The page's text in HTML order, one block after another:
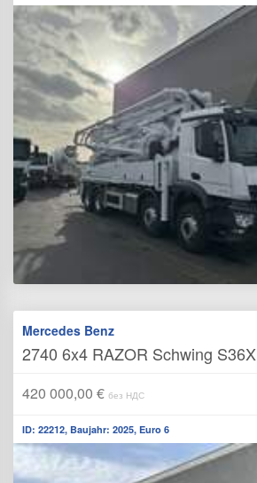
Mercedes Benz
2740 6x4 RAZOR Schwing S36X
420 000,00 € без НДС
ID: 22212, Baujahr: 2025, Euro 6